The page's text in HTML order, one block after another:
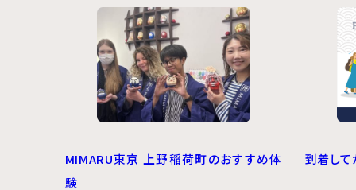
MIMARU東京 上野稲荷町のおすすめ体
験
到着して